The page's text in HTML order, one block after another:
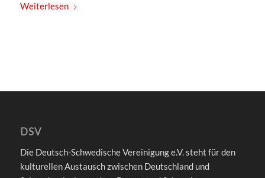
Weiterlesen
DSV
Die Deutsch-Schwedische Vereinigung e.V. steht für den
kulturellen Austausch zwischen Deutschland und